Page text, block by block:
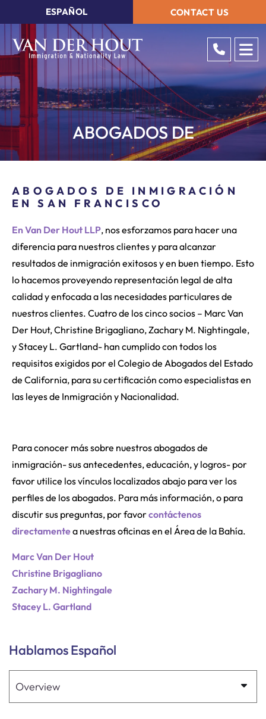
ESPAÑOL CONTACT US
ABOGADOS DE
ABOGADOS DE INMIGRACIÓN
EN SAN FRANCISCO
En Van Der Hout LLP, nos esforzamos para hacer una
diferencia para nuestros clientes y para alcanzar
resultados de inmigración exitosos y en buen tiempo. Esto
lo hacemos proveyendo representación legal de alta
calidad y enfocada a las necesidades particulares de
nuestros clientes. Cuatro de los cinco socios – Marc Van
Der Hout, Christine Brigagliano, Zachary M. Nightingale,
y Stacey L. Gartland- han cumplido con todos los
requisitos exigidos por el Colegio de Abogados del Estado
de California, para su certificación como especialistas en
las leyes de Inmigración y Nacionalidad.
Para conocer más sobre nuestros abogados de
inmigración- sus antecedentes, educación, y logros- por
favor utilice los vínculos localizados abajo para ver los
perfiles de los abogados. Para más información, o para
discutir sus preguntas, por favorcontáctenos
directamentea nuestras oficinas en el Área de la Bahía.
Marc Van Der Hout
Christine Brigagliano
Zachary M. Nightingale
Stacey L. Gartland
Hablamos Español